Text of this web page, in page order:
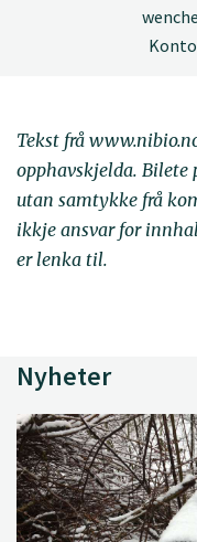
Tekst frå
opphavskjelda.
utan samtykke frå
ikkje ansvar for
er lenka til.
Nyheter